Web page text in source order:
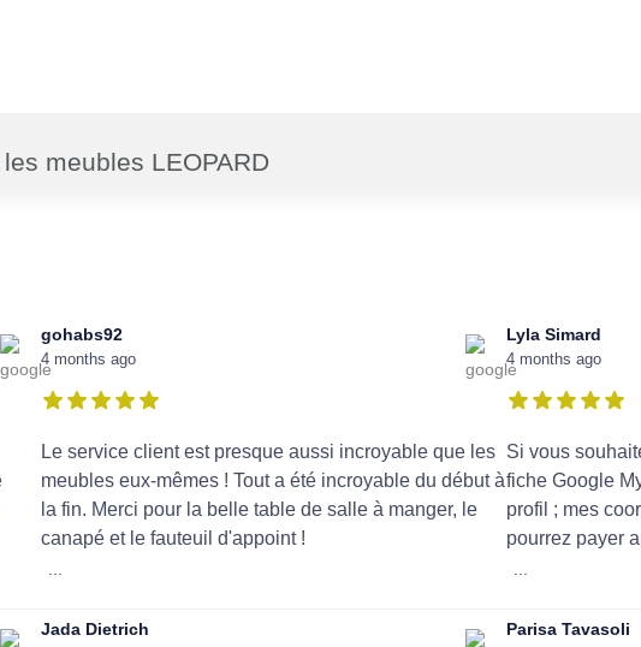
meubles LEOPARD
gohabs92
4 months ago
Le service client est presque aussi incroyable que les
meubles eux-mêmes ! Tout a été incroyable du début à
la fin. Merci pour la belle table de salle à manger, le
canapé et le fauteuil d'appoint !
Lyla Simard
4 months ago
Si vous
fiche Google
profil ; mes
pourrez payer
Jada Dietrich Parisa Tavasoli